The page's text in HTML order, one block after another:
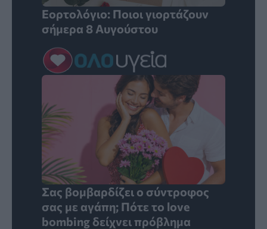
Εορτολόγιο: Ποιοι γιορτάζουν
σήμερα 8 Αυγούστου
Σας βομβαρδίζει ο σύντροφος
σας με αγάπη; Πότε το love
bombing δείχνει πρόβλημα